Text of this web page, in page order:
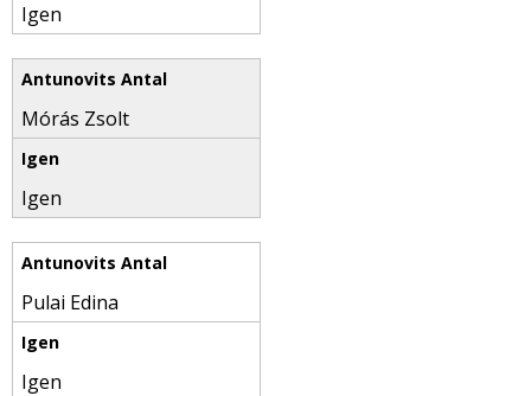
Igen
Mórás Zsolt
Igen
Pulai Edina
Igen